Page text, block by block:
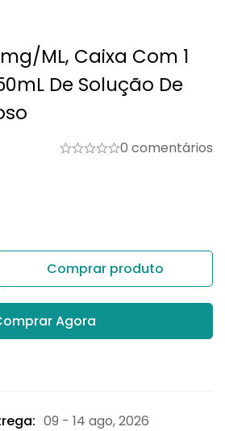
mL, Caixa Com 1
De Solução De
0 comentários
Comprar produto
Agora
09 - 14 ago, 2026